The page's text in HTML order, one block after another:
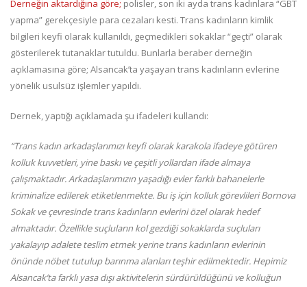
Derneğin aktardığına göre; polisler, son iki ayda trans kadınlara “GBT
yapma” gerekçesiyle para cezaları kesti. Trans kadınların kimlik
bilgileri keyfi olarak kullanıldı, geçmedikleri sokaklar “geçti” olarak
gösterilerek tutanaklar tutuldu. Bunlarla beraber derneğin
açıklamasına göre; Alsancak’ta yaşayan trans kadınların evlerine
yönelik usulsüz işlemler yapıldı.
Dernek, yaptığı açıklamada şu ifadeleri kullandı:
“Trans kadın arkadaşlarımızı keyfi olarak karakola ifadeye götüren
kolluk kuvvetleri, yine baskı ve çeşitli yollardan ifade almaya
çalışmaktadır. Arkadaşlarımızın yaşadığı evler farklı bahanelerle
kriminalize edilerek etiketlenmekte. Bu iş için kolluk görevlileri Bornova
Sokak ve çevresinde trans kadınların evlerini özel olarak hedef
almaktadır. Özellikle suçluların kol gezdiği sokaklarda suçluları
yakalayıp adalete teslim etmek yerine trans kadınların evlerinin
önünde nöbet tutulup barınma alanları teşhir edilmektedir. Hepimiz
Alsancak’ta farklı yasa dışı aktivitelerin sürdürüldüğünü ve kolluğun